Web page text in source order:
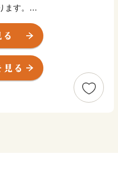
す。
したおいしいお米や、
山形」の指定を受けた
た」にふさわしい逸品も
の技術を磨き、研ぎ澄ま